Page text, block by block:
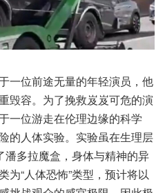
一位前途无量的年轻演员，他
毁容。为了挽救岌岌可危的演
一位游走在伦理边缘的科学
的人体实验。实验虽在生理层
潘多拉魔盒，身体与精神的异
为“人体恐怖”类型，预计将以